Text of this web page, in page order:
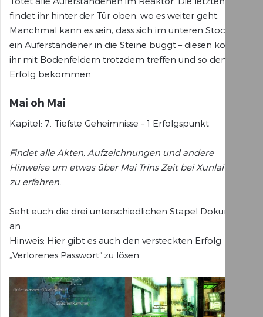
findet ihr hinter der Tür oben, wo es weiter geht.
Manchmal kann es sein, dass sich im unteren Stockwerk
ein Auferstandener in die Steine buggt – diesen könnt
ihr mit Bodenfeldern trotzdem treffen und so den
Erfolg bekommen.
Mai oh Mai
Kapitel: 7. Tiefste Geheimnisse – 1 Erfolgspunkt
Findet alle Akten, Aufzeichnungen und andere
Hinweise um etwas über Mai Trins Zeit bei Xunlai-Jade
zu erfahren.
Seht euch die drei unterschiedlichen Stapel Dokumente
an.
Hinweis: Hier gibt es auch den versteckten Erfolg
„Verlorenes Passwort“ zu lösen.